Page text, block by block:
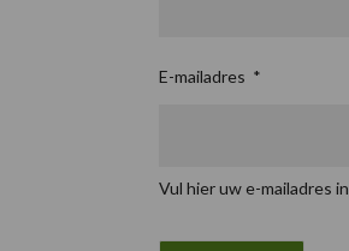
E-mailadres *
Vul hier uw e-mailadres in